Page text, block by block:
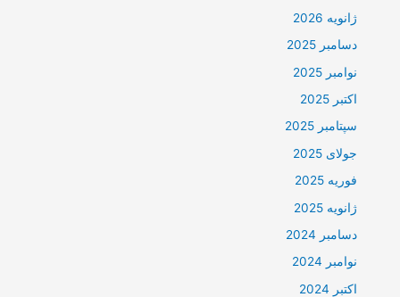
ژانویه 2026
دسامبر 2025
نوامبر 2025
اکتبر 2025
سپتامبر 2025
جولای 2025
فوریه 2025
ژانویه 2025
دسامبر 2024
نوامبر 2024
اکتبر 2024